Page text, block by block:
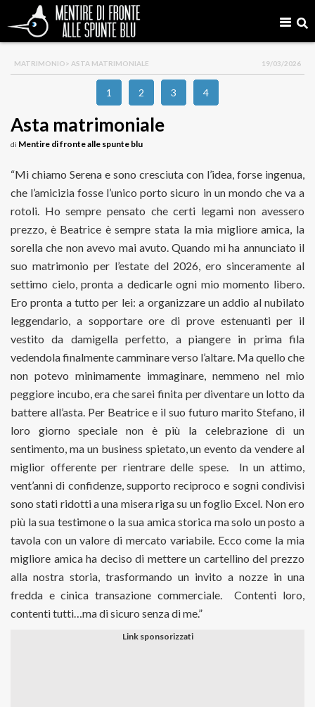
MATRIMONIO> ASTA MATRIMONIALE 19/03/2026
1 2 3 4
Asta matrimoniale
di Mentire di fronte alle spunte blu
“Mi chiamo Serena e sono cresciuta con l’idea, forse ingenua,
che l’amicizia fosse l’unico porto sicuro in un mondo che va a
rotoli. Ho sempre pensato che certi legami non avessero
prezzo, è Beatrice è sempre stata la mia migliore amica, la
sorella che non avevo mai avuto. Quando mi ha annunciato il
suo matrimonio per l’estate del 2026, ero sinceramente al
settimo cielo, pronta a dedicarle ogni mio momento libero.
Ero pronta a tutto per lei: a organizzare un addio al nubilato
leggendario, a sopportare ore di prove estenuanti per il
vestito da damigella perfetto, a piangere in prima fila
vedendola finalmente camminare verso l’altare. Ma quello che
non potevo minimamente immaginare, nemmeno nel mio
peggiore incubo, era che sarei finita per diventare un lotto da
battere all’asta. Per Beatrice e il suo futuro marito Stefano, il
loro giorno speciale non è più la celebrazione di un
sentimento, ma un business spietato, un evento da vendere al
miglior offerente per rientrare delle spese.
In un attimo,
vent’anni di confidenze, supporto reciproco e sogni condivisi
sono stati ridotti a una misera riga su un foglio Excel. Non ero
più la sua testimone o la sua amica storica ma solo un posto a
tavola con un valore di mercato variabile. Ecco come la mia
migliore amica ha deciso di mettere un cartellino del prezzo
alla nostra storia, trasformando un invito a nozze in una
fredda e cinica transazione commerciale.
Contenti loro,
contenti tutti…ma di sicuro senza di me.”